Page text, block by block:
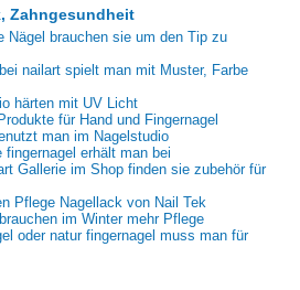
Zahngesundheit
Nägel brauchen sie um den Tip zu
nailart spielt man mit Muster, Farbe
härten mit UV Licht
für Hand und Fingernagel
man im Nagelstudio
erhält man bei
Gallerie im Shop finden sie zubehör für
Pflege Nagellack von Nail Tek
im Winter mehr Pflege
oder natur fingernagel muss man für